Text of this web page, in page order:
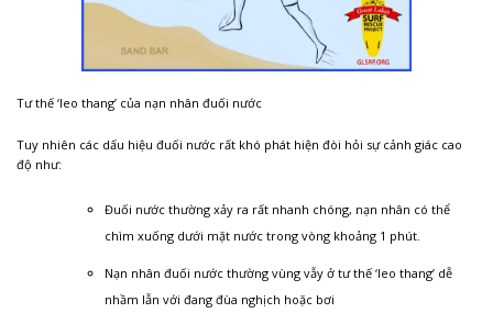
Tư thế ‘leo thang’ của nạn nhân đuối nước
Tuy nhiên các dấu hiệu đuối nước rất khó phát hiện đòi hỏi sự cảnh giác cao
độ như:
Đuối nước thường xảy ra rất nhanh chóng, nạn nhân có thể
chìm xuống dưới mặt nước trong vòng khoảng 1 phút.
Nạn nhân đuối nước thường vùng vẫy ở tư thế ‘leo thang’ dễ
nhầm lẫn với đang đùa nghịch hoặc bơi